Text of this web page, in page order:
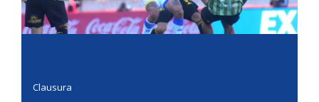
Clausura